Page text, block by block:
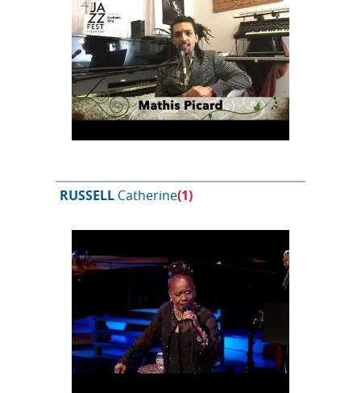
RUSSELL Catherine(1)